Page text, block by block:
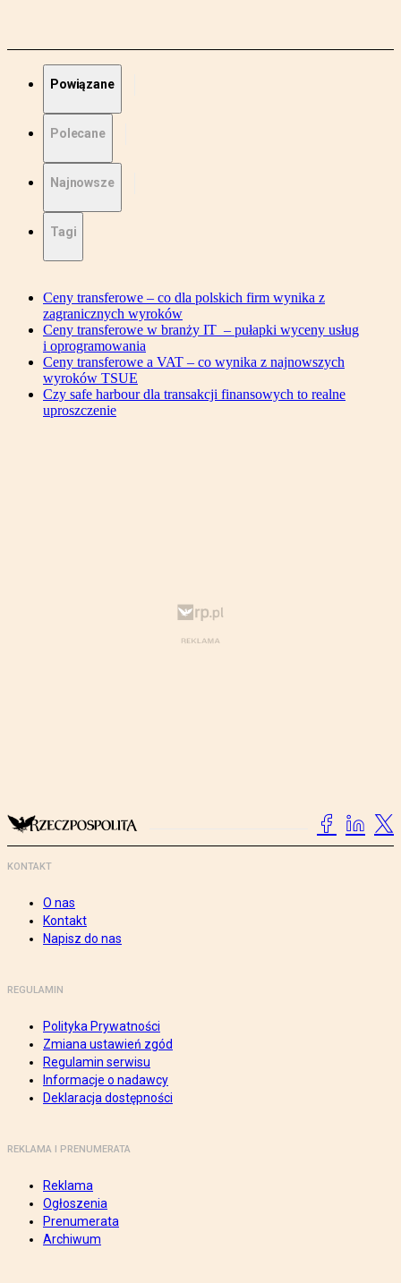
Powiązane
Polecane
Najnowsze
Tagi
Ceny transferowe – co dla polskich firm wynika z
zagranicznych wyroków
Ceny transferowe w branży IT – pułapki wyceny usług
i oprogramowania
Ceny transferowe a VAT – co wynika z najnowszych
wyroków TSUE
Czy safe harbour dla transakcji finansowych to realne
uproszczenie
KONTAKT
O nas
Kontakt
Napisz do nas
REGULAMIN
Polityka Prywatności
Zmiana ustawień zgód
Regulamin serwisu
Informacje o nadawcy
Deklaracja dostępności
REKLAMA I PRENUMERATA
Reklama
Ogłoszenia
Prenumerata
Archiwum